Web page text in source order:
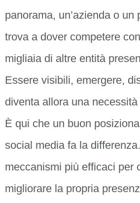
panorama, un’azienda o un
trova a dover competere
migliaia di altre entità
Essere visibili, emergere,
diventa allora una
È qui che un buon
social media fa la
meccanismi più efficaci per
migliorare la propria